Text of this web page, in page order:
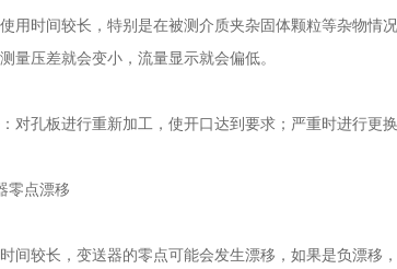
时间较长，特别是在被测介质夹杂固体颗粒等杂物情
量压差就会变小，流量显示就会偏低。
孔板进行重新加工，使开口达到要求；严重时进行更换
点漂移
较长，变送器的零点可能会发生漂移，如果是负漂移，